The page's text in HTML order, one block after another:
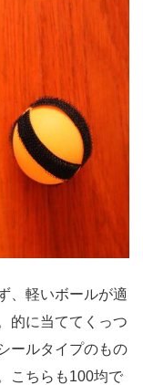
、軽いボールが適
的に当ててくっつ
ールタイプのもの
こちらも100均で